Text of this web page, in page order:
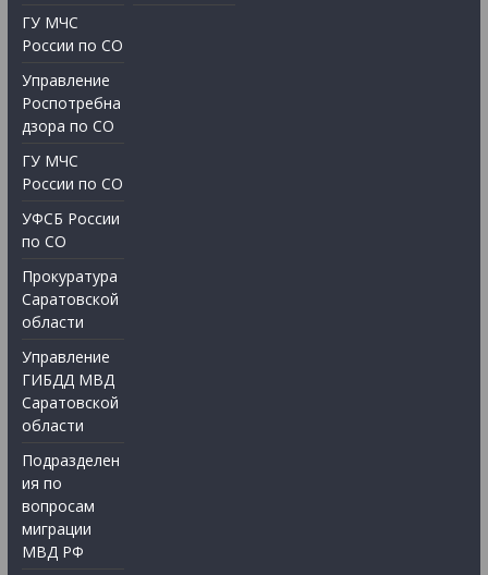
ГУ МЧС
России по СО
Управление
Роспотребна
дзора по СО
ГУ МЧС
России по СО
УФСБ России
по СО
Прокуратура
Саратовской
области
Управление
ГИБДД МВД
Саратовской
области
Подразделен
ия по
вопросам
миграции
МВД РФ